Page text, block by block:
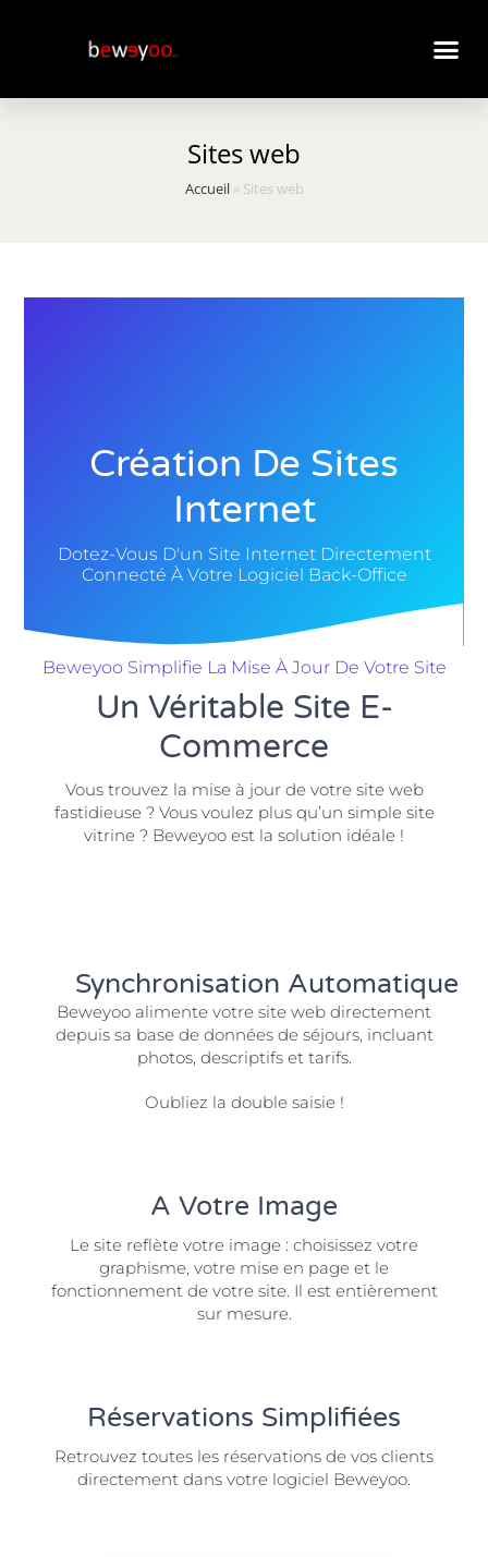
Sites web
Accueil» Sites web
Création De Sites
Internet
Dotez-Vous D'un Site Internet Directement
Connecté À Votre Logiciel Back-Office
Beweyoo Simplifie La Mise À Jour De Votre Site
Un Véritable Site E-
Commerce
Vous trouvez la mise à jour de votre site web
fastidieuse ? Vous voulez plus qu’un simple site
vitrine ? Beweyoo est la solution idéale !
Synchronisation Automatique
Beweyoo alimente votre site web directement
depuis sa base de données de séjours, incluant
photos, descriptifs et tarifs.
Oubliez la double saisie !
A Votre Image
Le site reflète votre image : choisissez votre
graphisme, votre mise en page et le
fonctionnement de votre site. Il est entièrement
sur mesure.
Réservations Simplifiées
Retrouvez toutes les réservations de vos clients
directement dans votre logiciel Beweyoo.